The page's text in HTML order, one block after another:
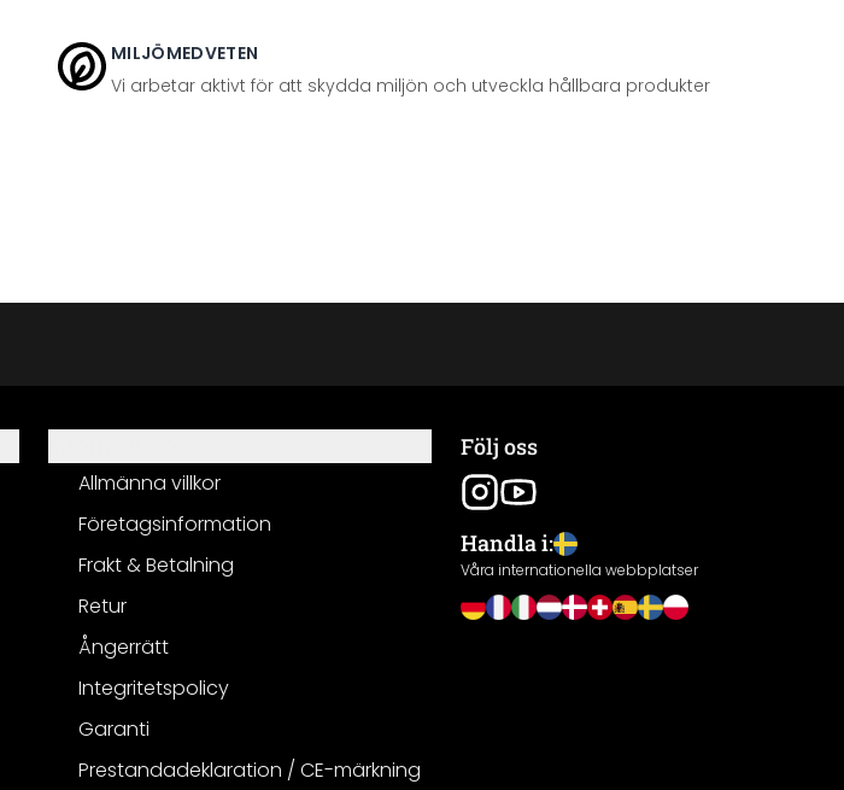
MILJÖMEDVETEN
Vi arbetar aktivt för att skydda miljön och utveckla hållbara produkter
Allmänna villkor
Företagsinformation
Frakt & Betalning
Retur
Ångerrätt
Integritetspolicy
Garanti
Prestandadeklaration / CE-märkning
Följ oss
Handla i:
Våra internationella webbplatser